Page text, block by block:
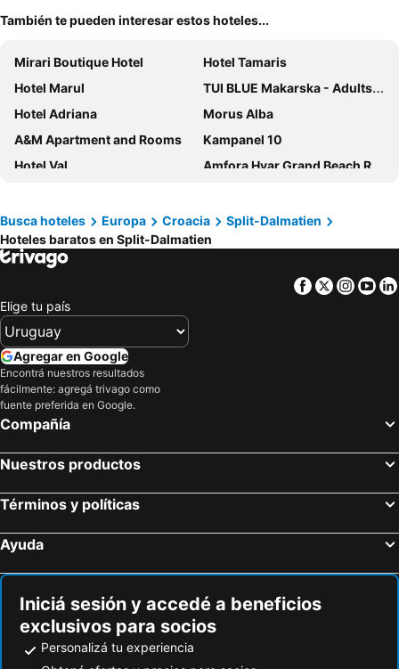
También te pueden interesar estos hoteles...
Mirari Boutique Hotel
Hotel Tamaris
Hotel Marul
TUI BLUE Makarska - Adults Only
Hotel Adriana
Morus Alba
A&M Apartment and Rooms
Kampanel 10
Hotel Val
Amfora Hvar Grand Beach Resort
Split Apartments Peric
Cora Hotel
Fortuna Luxury Rooms
Heritage hotel Santa Lucia
Damira Rooms
Apartment Jasmin
Busca hoteles Europa Croacia
Split-Dalmatien
Hoteles baratos en Split-Dalmatien
Facebook
Twitter
Elige tu país
Agregar en Google
Encontrá nuestros resultados
fácilmente: agregá trivago como
fuente preferida en Google.
Compañía
Nuestros productos
Términos y políticas
Ayuda
Iniciá sesión y accedé a beneficios
exclusivos para socios
Personalizá tu experiencia